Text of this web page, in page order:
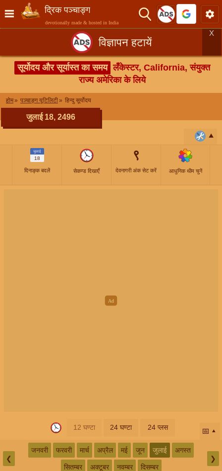
द्रिक पञ्चाङ्ग
devotionally made & hosted in India
विज्ञापन हटायें
X
सूर्योदय और सूर्यास्त का समय लँकेस्टर, California, संयुक्त
राज्य अमेरिका के लिये
होम पञ्चाङ्ग यूटिलिटी हिन्दु सूर्योदय
जुलाई 18, 2496
जुलाई
18
दिनाङ्क बदलें सेकण्ड दिखाएँ
९
देवनागरी अंक सेट करें आधुनिक थीम चुनें
12 घण्टा 24 घण्टा 24 प्लस 📅
❮
जनवरी फरवरी मार्च अप्रैल मई जून जुलाई अगस्त
सितम्बर अक्टूबर नवम्बर दिसम्बर
❯